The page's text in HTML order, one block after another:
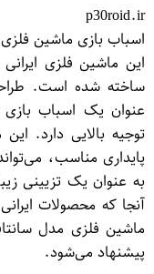
p30roid.ir
اسباب بازی ماشین فلزی
این ماشین فلزی
ساخته شده است.
عنوان یک اسباب
توجیه بالایی دارد.
پایداری مناسب،
به عنوان یک تزیینی
آنجا که محصولات
ماشین فلزی مدل
پیشنهاد می‌شود.